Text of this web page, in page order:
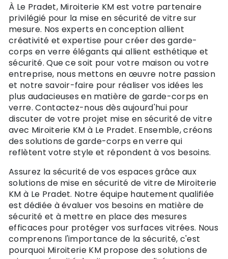
À Le Pradet, Miroiterie KM est votre partenaire
privilégié pour la mise en sécurité de vitre sur
mesure. Nos experts en conception allient
créativité et expertise pour créer des garde-
corps en verre élégants qui allient esthétique et
sécurité. Que ce soit pour votre maison ou votre
entreprise, nous mettons en œuvre notre passion
et notre savoir-faire pour réaliser vos idées les
plus audacieuses en matière de garde-corps en
verre. Contactez-nous dès aujourd'hui pour
discuter de votre projet mise en sécurité de vitre
avec Miroiterie KM à Le Pradet. Ensemble, créons
des solutions de garde-corps en verre qui
reflètent votre style et répondent à vos besoins.
Assurez la sécurité de vos espaces grâce aux
solutions de mise en sécurité de vitre de Miroiterie
KM à Le Pradet. Notre équipe hautement qualifiée
est dédiée à évaluer vos besoins en matière de
sécurité et à mettre en place des mesures
efficaces pour protéger vos surfaces vitrées. Nous
comprenons l'importance de la sécurité, c'est
pourquoi Miroiterie KM propose des solutions de